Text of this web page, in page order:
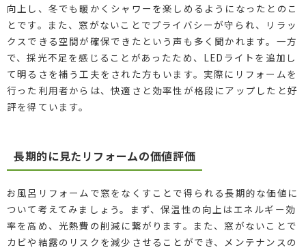
向上し、冬でも暖かくシャワーを楽しめるようになったとのこ
とです。また、窓がないことでプライバシーが守られ、リラッ
クスできる空間が確保できたという声も多く聞かれます。一方
で、採光不足を感じることがあったため、LEDライトを追加し
て明るさを補う工夫をされた方もいます。実際にリフォームを
行った利用者からは、快適さと効率性が格段にアップしたと好
評を得ています。
長期的に見たリフォームの価値評価
お風呂リフォームで窓をなくすことで得られる長期的な価値に
ついて考えてみましょう。まず、保温性の向上はエネルギー効
率を高め、光熱費の削減に繋がります。また、窓がないことで
カビや結露のリスクを減少させることができ、メンテナンスの